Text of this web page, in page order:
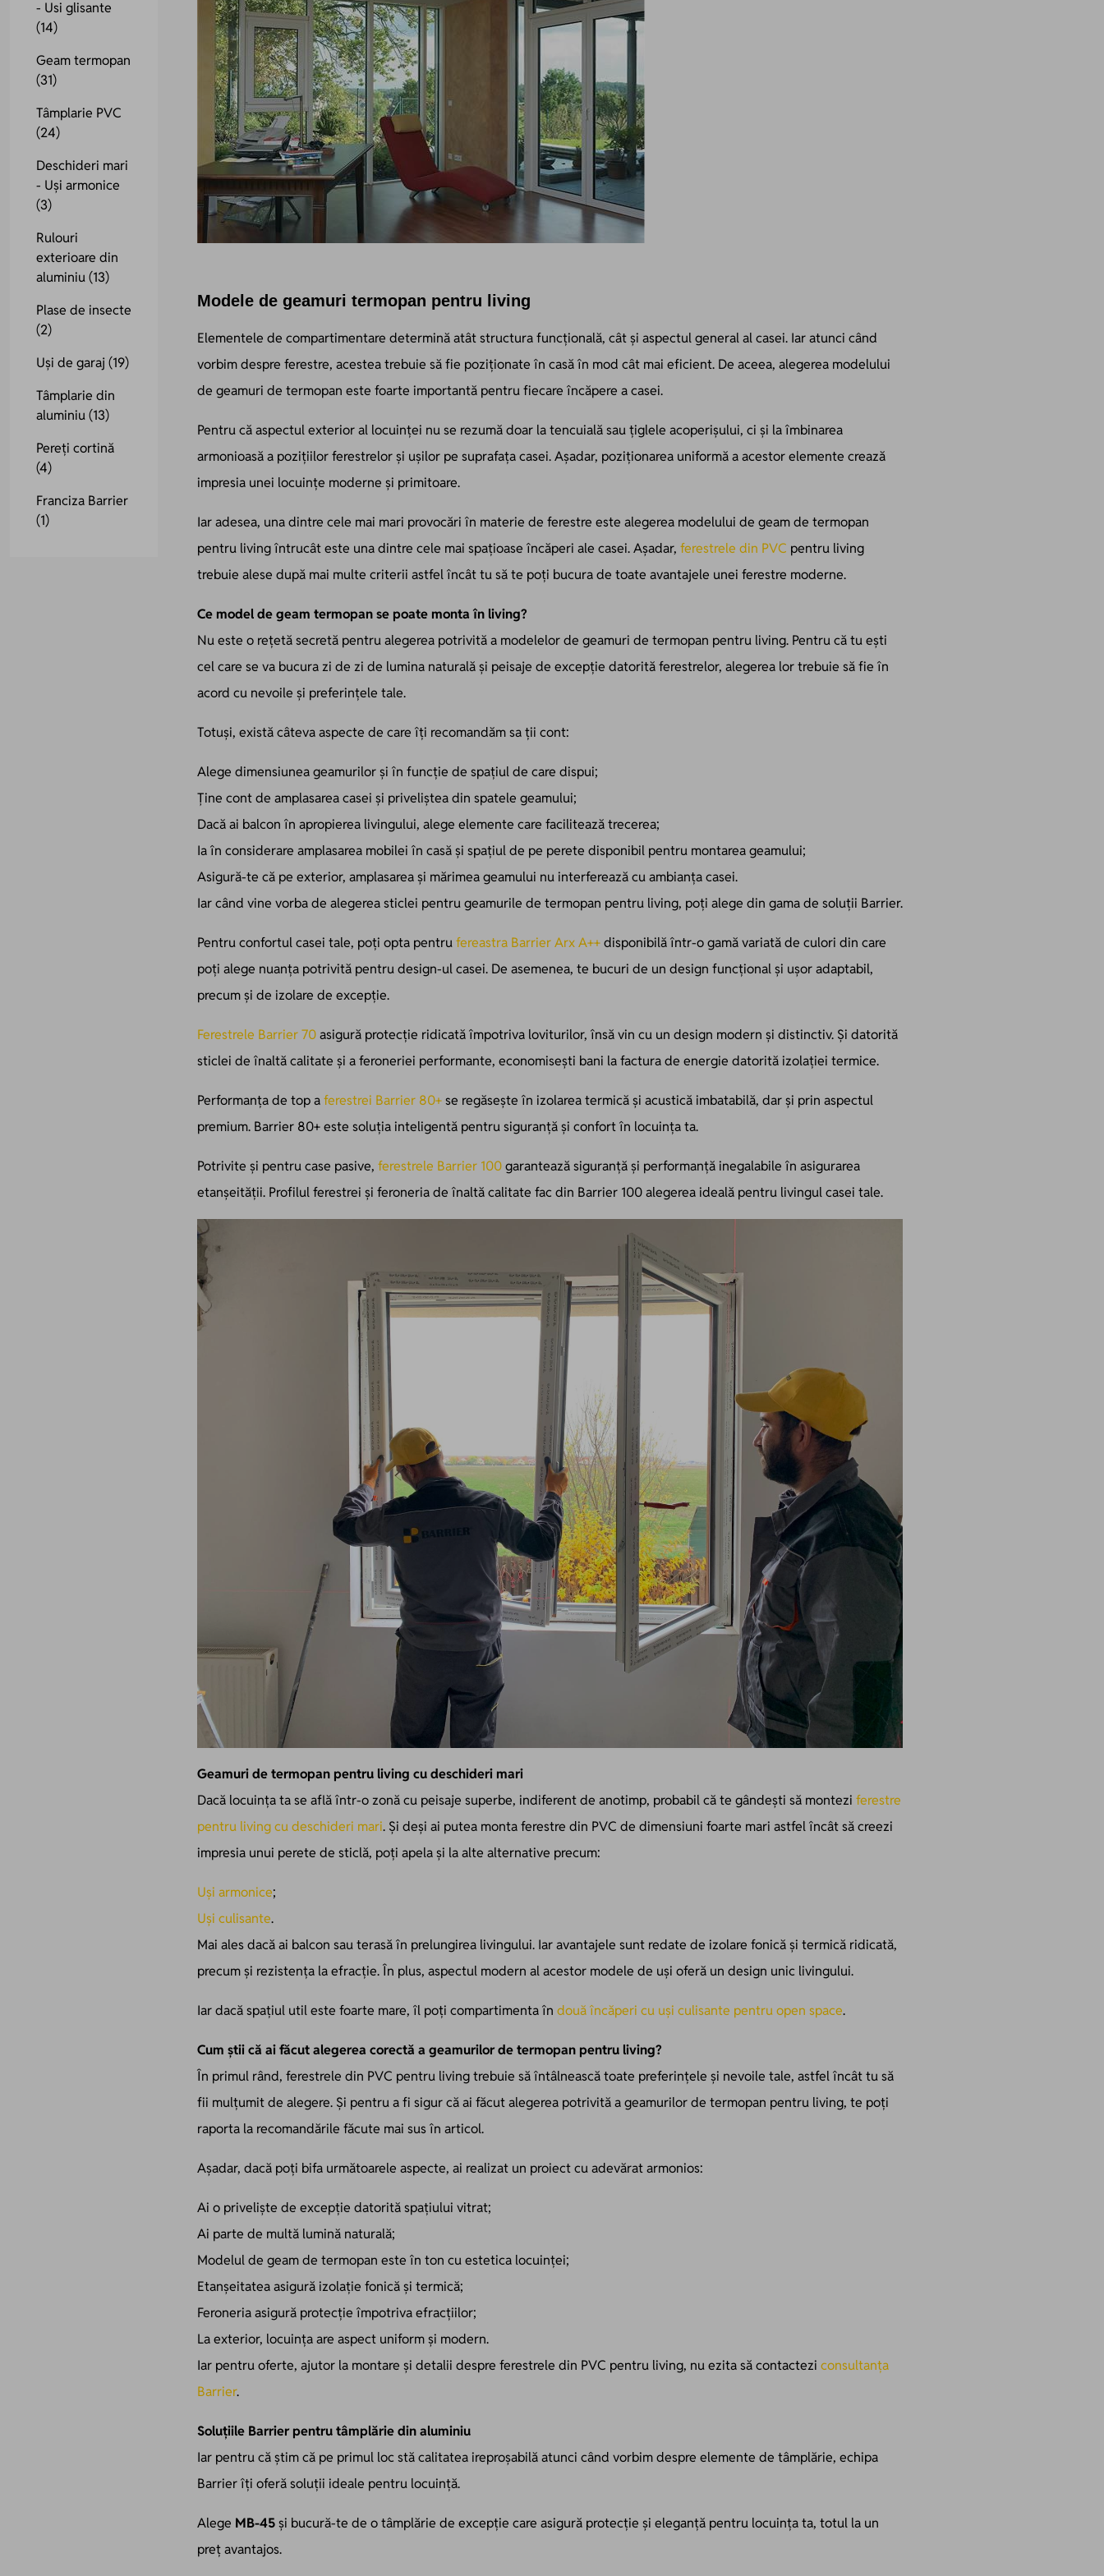
Modele de geamuri termopan pentru living
Elementele de compartimentare determină atât structura funcțională, cât și aspectul general al casei. Iar atunci când
vorbim despre ferestre, acestea trebuie să fie poziționate în casă în mod cât mai eficient. De aceea, alegerea modelului
de geamuri de termopan este foarte importantă pentru fiecare încăpere a casei.
Pentru că aspectul exterior al locuinței nu se rezumă doar la tencuială sau țiglele acoperișului, ci și la îmbinarea
armonioasă a pozițiilor ferestrelor și ușilor pe suprafața casei. Așadar, poziționarea uniformă a acestor elemente crează
impresia unei locuințe moderne și primitoare.
Iar adesea, una dintre cele mai mari provocări în materie de ferestre este alegerea modelului de geam de termopan
pentru living întrucât este una dintre cele mai spațioase încăperi ale casei. Așadar, ferestrele din PVC pentru living
trebuie alese după mai multe criterii astfel încât tu să te poți bucura de toate avantajele unei ferestre moderne.
Ce model de geam termopan se poate monta în living?
Nu este o rețetă secretă pentru alegerea potrivită a modelelor de geamuri de termopan pentru living. Pentru că tu ești
cel care se va bucura zi de zi de lumina naturală și peisaje de excepție datorită ferestrelor, alegerea lor trebuie să fie în
acord cu nevoile și preferințele tale.
Totuși, există câteva aspecte de care îți recomandăm sa ții cont:
Alege dimensiunea geamurilor și în funcție de spațiul de care dispui;
Ține cont de amplasarea casei și priveliștea din spatele geamului;
Dacă ai balcon în apropierea livingului, alege elemente care facilitează trecerea;
Ia în considerare amplasarea mobilei în casă și spațiul de pe perete disponibil pentru montarea geamului;
Asigură-te că pe exterior, amplasarea și mărimea geamului nu interferează cu ambianța casei.
Iar când vine vorba de alegerea sticlei pentru geamurile de termopan pentru living, poți alege din gama de soluții Barrier.
Pentru confortul casei tale, poți opta pentrufereastra Barrier Arx A++disponibilă într-o gamă variată de culori din care
poți alege nuanța potrivită pentru design-ul casei. De asemenea, te bucuri de un design funcțional și ușor adaptabil,
precum și de izolare de excepție.
Ferestrele Barrier 70asigură protecție ridicată împotriva loviturilor, însă vin cu un design modern și distinctiv. Și datorită
sticlei de înaltă calitate și a feroneriei performante, economisești bani la factura de energie datorită izolației termice.
Performanța de top aferestrei Barrier 80+se regăsește în izolarea termică și acustică imbatabilă, dar și prin aspectul
premium. Barrier 80+ este soluția inteligentă pentru siguranță și confort în locuința ta.
Potrivite și pentru case pasive, ferestrele Barrier 100garantează siguranță și performanță inegalabile în asigurarea
etanșeității. Profilul ferestrei și feroneria de înaltă calitate fac din Barrier 100 alegerea ideală pentru livingul casei tale.
Geamuri de termopan pentru living cu deschideri mari
Dacă locuința ta se află într-o zonă cu peisaje superbe, indiferent de anotimp, probabil că te gândești să montezi ferestre
pentru living cu deschideri mari. Și deși ai putea monta ferestre din PVC de dimensiuni foarte mari astfel încât să creezi
impresia unui perete de sticlă, poți apela și la alte alternative precum:
Uși armonice;
Uși culisante.
Mai ales dacă ai balcon sau terasă în prelungirea livingului. Iar avantajele sunt redate de izolare fonică și termică ridicată,
precum și rezistența la efracție. În plus, aspectul modern al acestor modele de uși oferă un design unic livingului.
Iar dacă spațiul util este foarte mare, îl poți compartimenta în două încăperi cu uși culisante pentru open space.
Cum știi că ai făcut alegerea corectă a geamurilor de termopan pentru living?
În primul rând, ferestrele din PVC pentru living trebuie să întâlnească toate preferințele și nevoile tale, astfel încât tu să
fii mulțumit de alegere. Și pentru a fi sigur că ai făcut alegerea potrivită a geamurilor de termopan pentru living, te poți
raporta la recomandările făcute mai sus în articol.
Așadar, dacă poți bifa următoarele aspecte, ai realizat un proiect cu adevărat armonios:
Ai o priveliște de excepție datorită spațiului vitrat;
Ai parte de multă lumină naturală;
Modelul de geam de termopan este în ton cu estetica locuinței;
Etanșeitatea asigură izolație fonică și termică;
Feroneria asigură protecție împotriva efracțiilor;
La exterior, locuința are aspect uniform și modern.
Iar pentru oferte, ajutor la montare și detalii despre ferestrele din PVC pentru living, nu ezita să contactezi consultanța
Barrier.
Soluțiile Barrier pentru tâmplărie din aluminiu
Iar pentru că știm că pe primul loc stă calitatea ireproșabilă atunci când vorbim despre elemente de tâmplărie, echipa
Barrier îți oferă soluții ideale pentru locuință.
Alege MB-45și bucură-te de o tâmplărie de excepție care asigură protecție și eleganță pentru locuința ta, totul la un
preț avantajos.
- Usi glisante
(14)
Geam termopan
(31)
Tâmplarie PVC
(24)
Deschideri mari
- Uși armonice
(3)
Rulouri
exterioare din
aluminiu(13)
Plase de insecte
(2)
Uși de garaj(19)
Tâmplarie din
aluminiu(13)
Pereți cortină
(4)
Franciza Barrier
(1)